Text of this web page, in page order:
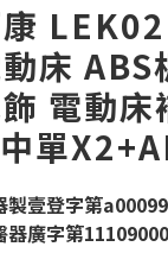
床 ABS
電動床
單
製壹登字第
器廣字第